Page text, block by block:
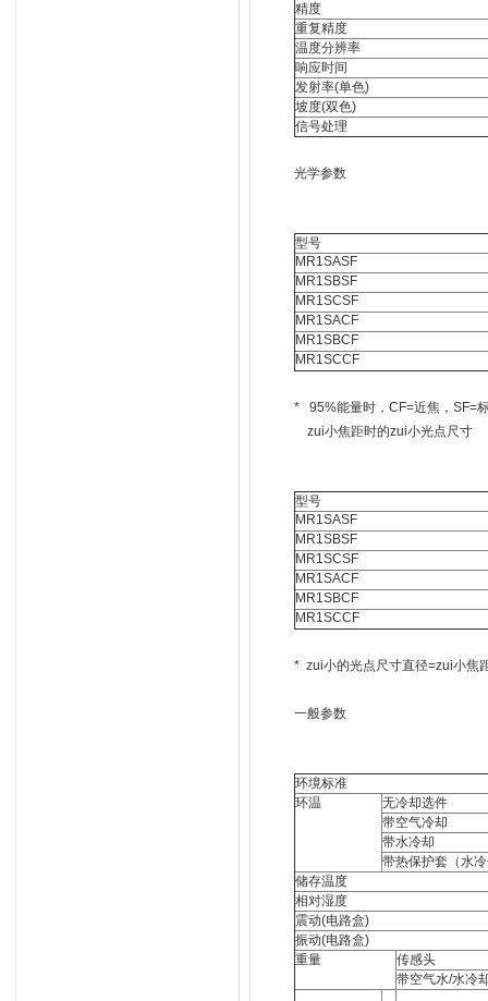
精度
重复精度
温度分辨率
响应时间
发射率(单色)
坡度(双色)
信号处理
光学参数
型号
MR1SASF
MR1SBSF
MR1SCSF
MR1SACF
MR1SBCF
MR1SCCF
* 95%能量时，CF=近焦，SF=
zui小焦距时的zui小光点尺寸
型号
MR1SASF
MR1SBSF
MR1SCSF
MR1SACF
MR1SBCF
MR1SCCF
* zui小的光点尺寸直径=zui小焦
一般参数
环境标准
环温
无冷却选件
带空气冷却
带水冷却
带热保护套（水
储存温度
相对湿度
震动(电路盒)
振动(电路盒)
重量
传感头
带空气水/水冷